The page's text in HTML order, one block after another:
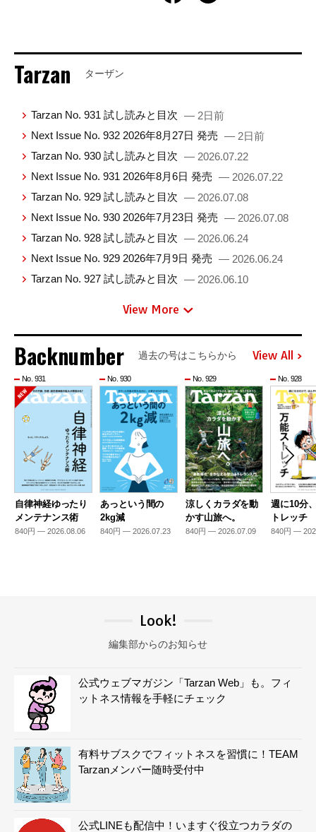
Tarzan ターザン
Tarzan No. 931 試し読みと目次 — 2日前
Next Issue No. 932 2026年8月27日 発売 — 2日前
Tarzan No. 930 試し読みと目次 — 2026.07.22
Next Issue No. 931 2026年8月6日 発売 — 2026.07.22
Tarzan No. 929 試し読みと目次 — 2026.07.08
Next Issue No. 930 2026年7月23日 発売 — 2026.07.08
Tarzan No. 928 試し読みと目次 — 2026.06.24
Next Issue No. 929 2026年7月9日 発売 — 2026.06.24
Tarzan No. 927 試し読みと目次 — 2026.06.10
View More
Backnumber 過去の号はこちらから View All
No. 931
自律神経ゆったり
メンテナンス術
840円 — 2026.08.06
No. 930
あっという間の
2kg減
840円 — 2026.07.23
No. 929
涼しくカラダを動
かす山旅へ。
840円 — 2026.07.09
No. 928
週に10分
トレッチ
840円 —
Look!
編集部からのお知らせ
公式ウェブマガジン「Tarzan Web」も。フィ
ットネス情報を手軽にチェック
有料サブスクでフィットネスを習慣に！TEAM
Tarzanメンバー随時受付中
公式LINEも配信中！いますぐ役立つカラダの